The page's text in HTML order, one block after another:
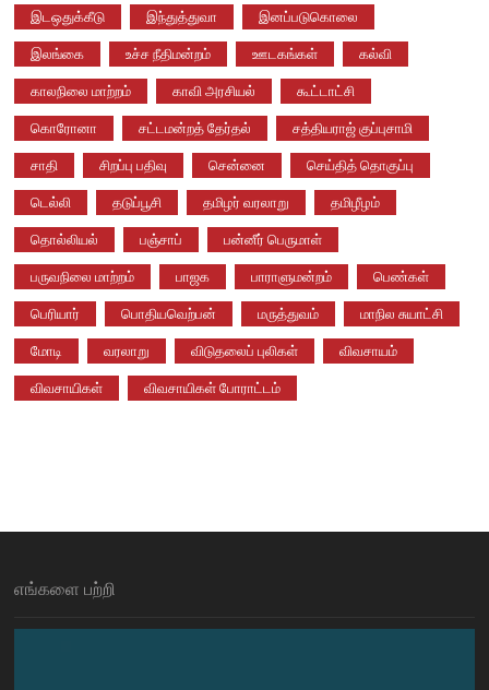
இடஒதுக்கீடு இந்துத்துவா இனப்படுகொலை
இலங்கை உச்ச நீதிமன்றம் ஊடகங்கள் கல்வி
காலநிலை மாற்றம் காவி அரசியல் கூட்டாட்சி
கொரோனா சட்டமன்றத் தேர்தல் சத்தியராஜ் குப்புசாமி
சாதி சிறப்பு பதிவு சென்னை செய்தித் தொகுப்பு
டெல்லி தடுப்பூசி தமிழர் வரலாறு தமிழீழம்
தொல்லியல் பஞ்சாப் பன்னீர் பெருமாள்
பருவநிலை மாற்றம் பாஜக பாராளுமன்றம் பெண்கள்
பெரியார் பொதியவெற்பன் மருத்துவம் மாநில சுயாட்சி
மோடி வரலாறு விடுதலைப் புலிகள் விவசாயம்
விவசாயிகள் விவசாயிகள் போராட்டம்
எங்களை பற்றி